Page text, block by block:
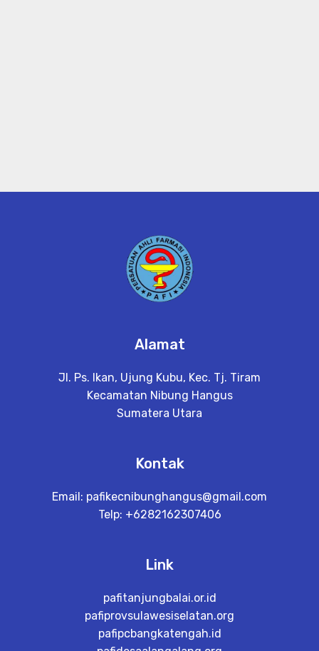
Alamat
Jl. Ps. Ikan, Ujung Kubu, Kec. Tj. Tiram
Kecamatan Nibung Hangus
Sumatera Utara
Kontak
Email: pafikecnibunghangus@gmail.com
Telp: +6282162307406
Link
pafitanjungbalai.or.id
pafiprovsulawesiselatan.org
pafipcbangkatengah.id